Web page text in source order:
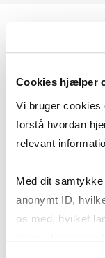
Cookies hjælper
Vi bruger cookies
forstå hvordan
relevant
Med dit
anonymt ID,
os med, hvilket
Geopolitik
navigerer